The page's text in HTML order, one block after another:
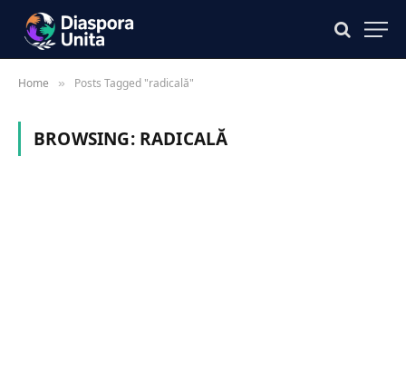
Home » Posts Tagged "radicală"
BROWSING: RADICALĂ